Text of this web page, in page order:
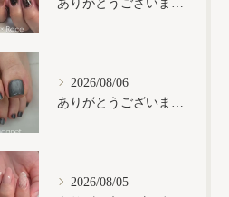
2026/08/06
2026/08/05